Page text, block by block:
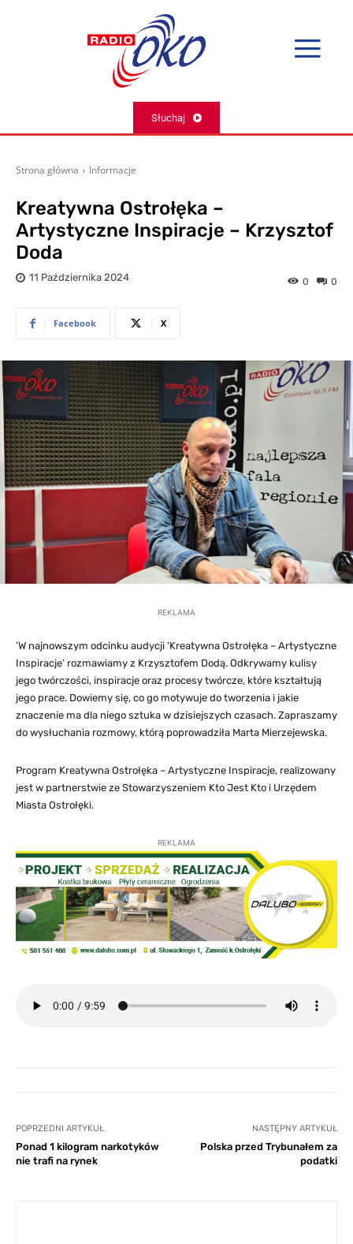
Słuchaj
Strona główna Informacje
Kreatywna Ostrołęka –
Artystyczne Inspiracje – Krzysztof
Doda
11 Października 2024 0
0
Facebook X
REKLAMA
’W najnowszym odcinku audycji 'Kreatywna Ostrołęka – Artystyczne
Inspiracje’ rozmawiamy z Krzysztofem Dodą. Odkrywamy kulisy
jego twórczości, inspiracje oraz procesy twórcze, które kształtują
jego prace. Dowiemy się, co go motywuje do tworzenia i jakie
znaczenie ma dla niego sztuka w dzisiejszych czasach. Zapraszamy
do wysłuchania rozmowy, którą poprowadziła Marta Mierzejewska.
Program Kreatywna Ostrołęka – Artystyczne Inspiracje, realizowany
jest w partnerstwie ze Stowarzyszeniem Kto Jest Kto i Urzędem
Miasta Ostrołęki.
REKLAMA
POPRZEDNI ARTYKUŁ
Ponad 1 kilogram narkotyków
nie trafi na rynek
NASTĘPNY ARTYKUŁ
Polska przed Trybunałem za
podatki